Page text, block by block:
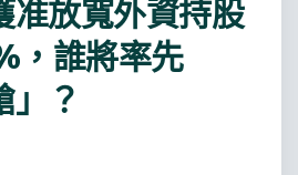
准放寬外資持股
，誰將率先
」？